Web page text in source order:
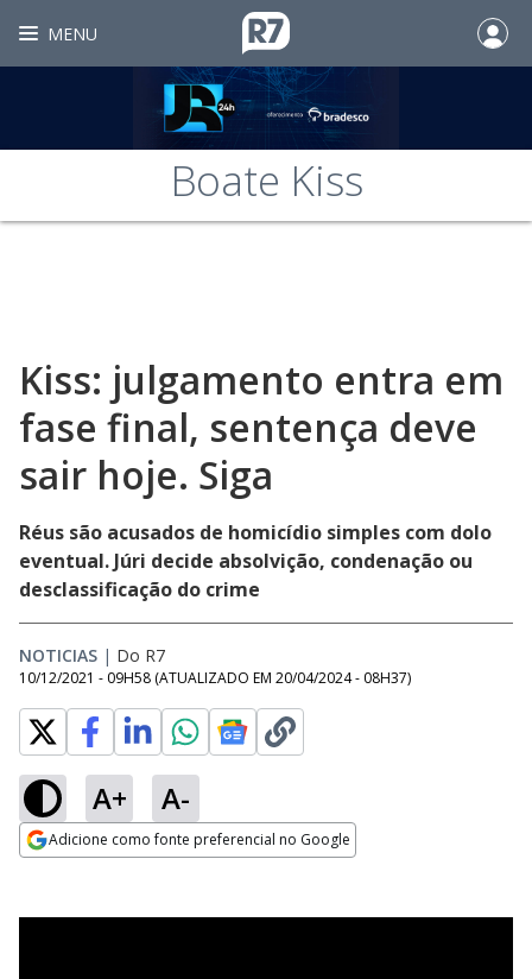
MENU
Boate Kiss
Kiss: julgamento entra em
fase final, sentença deve
sair hoje. Siga
Réus são acusados de homicídio simples com dolo
eventual. Júri decide absolvição, condenação ou
desclassificação do crime
NOTICIAS | Do R7
10/12/2021 - 09H58 (ATUALIZADO EM 20/04/2024 - 08H37)
A+ A-
Adicione como fonte preferencial no Google